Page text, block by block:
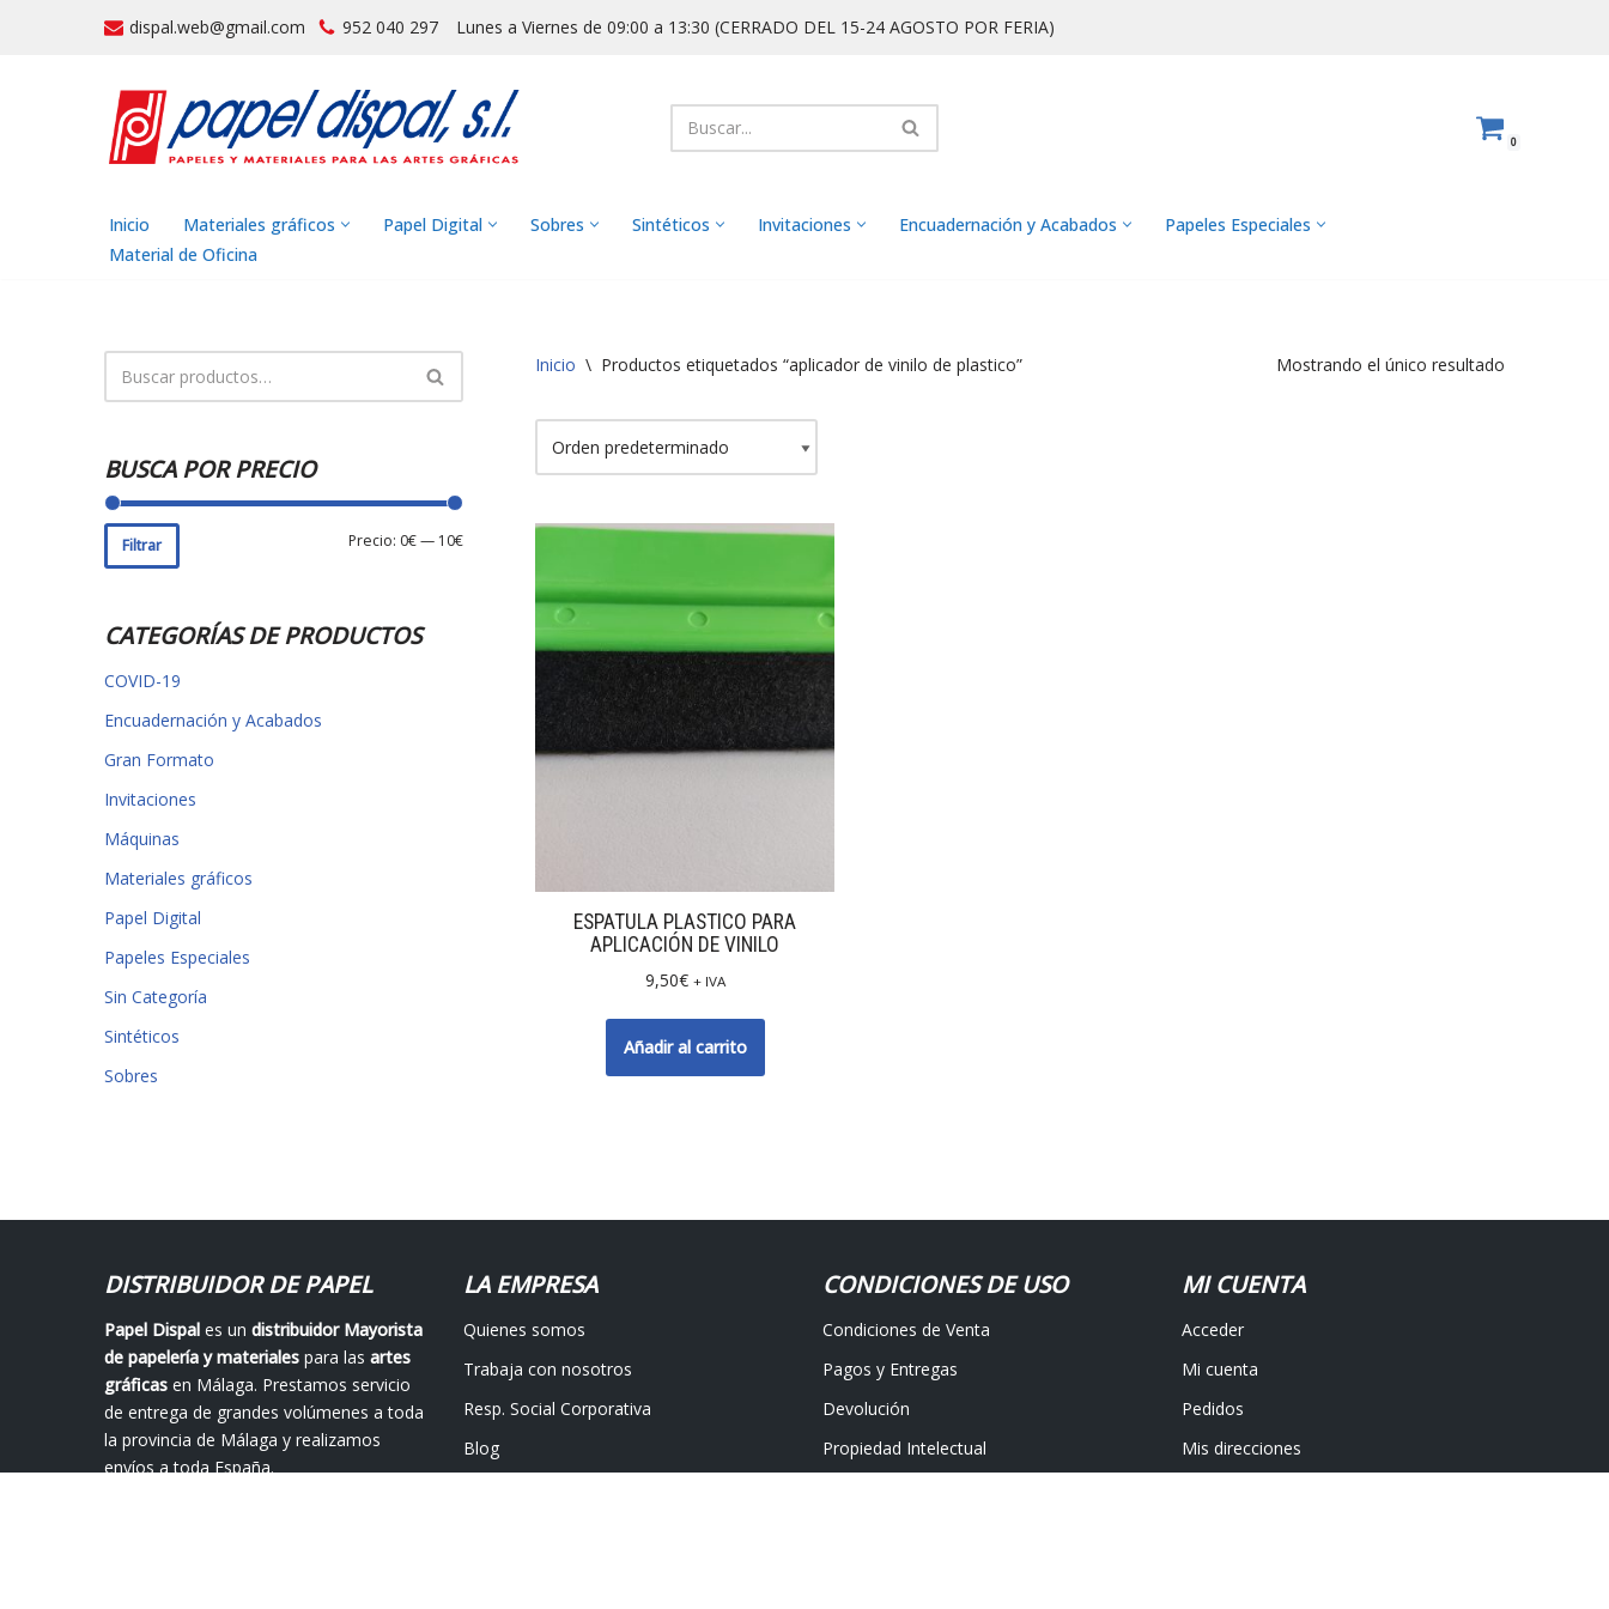
dispal.web@gmail.com 952 040 297 Lunes a Viernes de 09:00 a 13:30 (CERRADO DEL 15-24 AGOSTO POR FERIA)
0
Inicio Materiales gráficos Papel Digital Sobres Sintéticos Invitaciones Encuadernación y Acabados
Papeles Especiales
Material de Oficina
BUSCA POR PRECIO
Filtrar Precio: 0€— 10€
CATEGORÍAS DE PRODUCTOS
COVID-19
Encuadernación y Acabados
Gran Formato
Invitaciones
Máquinas
Materiales gráficos
Papel Digital
Papeles Especiales
Sin Categoría
Sintéticos
Sobres
Inicio \ Productos etiquetados “aplicador de vinilo de plastico” Mostrando el único resultado
ESPATULA PLASTICO PARA
APLICACIÓN DE VINILO
9,50€ + IVA
Añadir al carrito
DISTRIBUIDOR DE PAPEL
Papel Dispal es un distribuidor Mayorista
de papelería y materiales para las artes
gráficas en Málaga. Prestamos servicio
de entrega de grandes volúmenes a toda
la provincia de Málaga y realizamos
envíos a toda España.
LA EMPRESA
Quienes somos
Trabaja con nosotros
Resp. Social Corporativa
Blog
CONDICIONES DE USO
Condiciones de Venta
Pagos y Entregas
Devolución
Propiedad Intelectual
MI CUENTA
Acceder
Mi cuenta
Pedidos
Mis direcciones